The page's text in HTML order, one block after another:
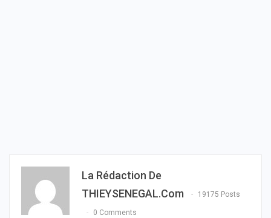
La Rédaction De
THIEYSENEGAL.com
19175 Posts
0 Comments